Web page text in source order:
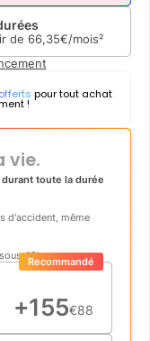
de 66,35€/mois²
pour tout achat
!
vie.
toute la durée
d'accident, même
48h
+155€88
Recommandé